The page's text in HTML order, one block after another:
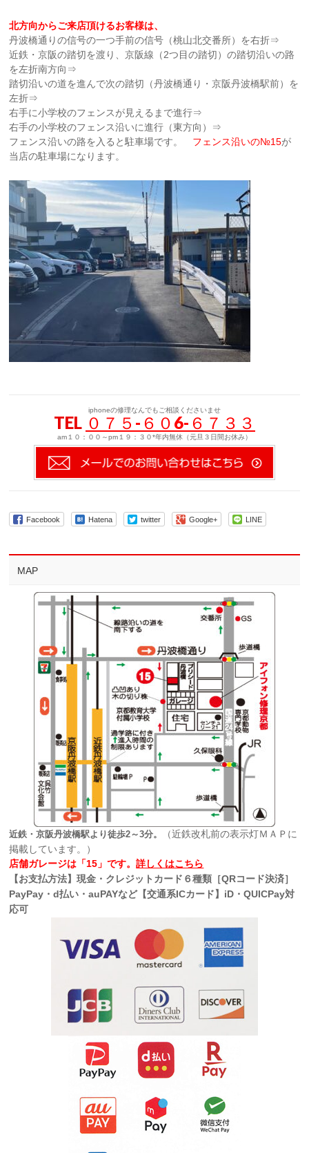
北方向からご来店頂けるお客様は、
丹波橋通りの信号の一つ手前の信号（桃山北交番所）を右折⇒
近鉄・京阪の踏切を渡り、京阪線（2つ目の踏切）の踏切沿いの路
を左折南方向⇒
踏切沿いの道を進んで次の踏切（丹波橋通り・京阪丹波橋駅前）を
左折⇒
右手に小学校のフェンスが見えるまで進行⇒
右手の小学校のフェンス沿いに進行（東方向）⇒
フェンス沿いの路を入ると駐車場です。 フェンス沿いの№15が
当店の駐車場になります。
iphoneの修理なんでもご相談くださいませ
TEL ０７５-６０6-６７３３
am１０：００～pm１９：３０*年内無休（元旦３日間お休み）
Facebook Hatena twitter Google+ LINE
MAP
近鉄・京阪丹波橋駅より徒歩2～3分。
（近鉄改札前の表示灯ＭＡＰに
掲載しています。）
店舗ガレージは「15」です。詳しくはこちら
【お支払方法】現金・クレジットカード６種類［QRコード決済］
PayPay・d払い・auPAYなど【交通系ICカード】iD・QUICPay対
応可